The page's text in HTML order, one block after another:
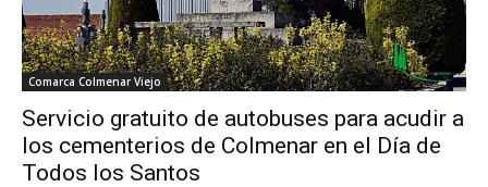
Comarca Colmenar Viejo
Servicio gratuito de autobuses para acudir a
los cementerios de Colmenar en el Día de
Todos los Santos